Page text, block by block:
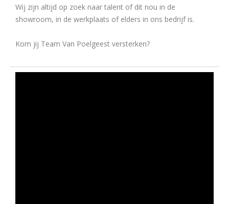
Wij zijn altijd op zoek naar talent of dit nou in de
showroom, in de werkplaats of elders in ons bedrijf is.
Kom jij Team Van Poelgeest versterken?